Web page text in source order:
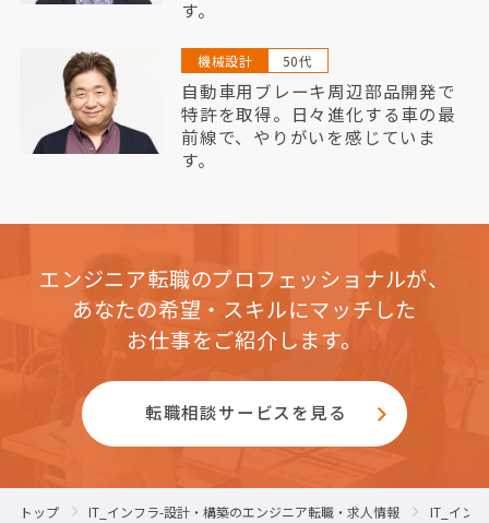
す。
機械設計 50代
自動車用ブレーキ周辺部品開発で
特許を取得。日々進化する車の最
前線で、やりがいを感じていま
す。
エンジニア転職のプロフェッショナルが、
あなたの希望・スキルにマッチした
お仕事をご紹介します。
転職相談サービスを見る
トップ IT_インフラ-設計・構築のエンジニア転職・求人情報 IT_イン